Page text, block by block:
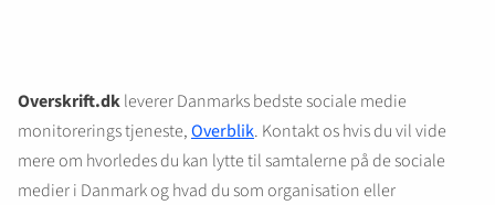
Overskrift.dkleverer Danmarks bedste sociale medie
monitorerings tjeneste,Overblik. Kontakt os hvis du vil vide
mere om hvorledes du kan lytte til samtalerne på de sociale
medier i Danmark og hvad du som organisation eller